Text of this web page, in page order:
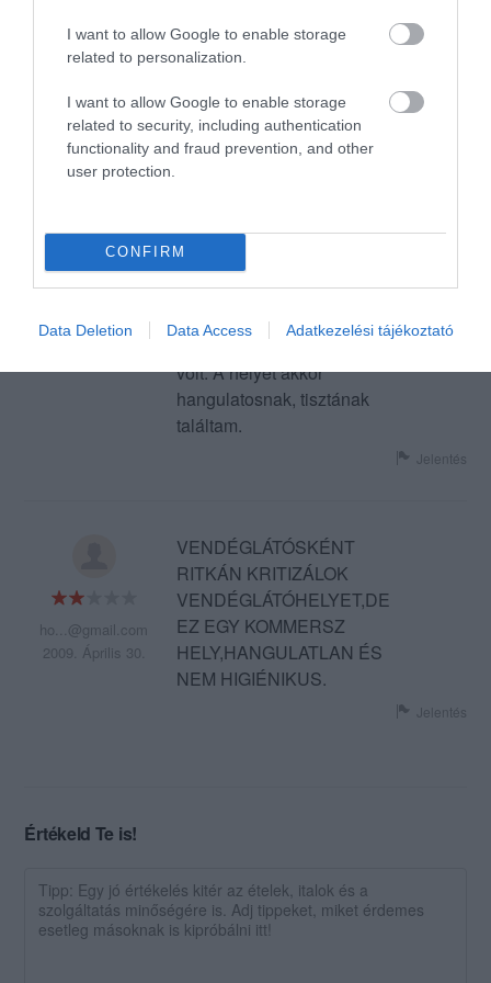
I want to allow Google to enable storage
related to personalization.
I want to allow Google to enable storage
related to security, including authentication
functionality and fraud prevention, and other
user protection.
CONFIRM
Data Deletion Data Access Adatkezelési tájékoztató
igazi magyaros ételek vannak.
Annak aki Debrecenbe jön
szerintem az egyik legjobb
választás.
n...@freemail.hu
A látogatás dátuma nem
valódi. 2-3 éve voltunk itt
ünnepelni. Nekem az ízek, a
kiszolgálás, mennyiség (ár-
érték arány) nagyon megfelelő
volt. A helyet akkor
hangulatosnak, tisztának
találtam.
Jelentés
ho...@gmail.com
2009. Április 30.
VENDÉGLÁTÓSKÉNT
RITKÁN KRITIZÁLOK
VENDÉGLÁTÓHELYET,DE
EZ EGY KOMMERSZ
HELY,HANGULATLAN ÉS
NEM HIGIÉNIKUS.
Jelentés
Értékeld Te is!